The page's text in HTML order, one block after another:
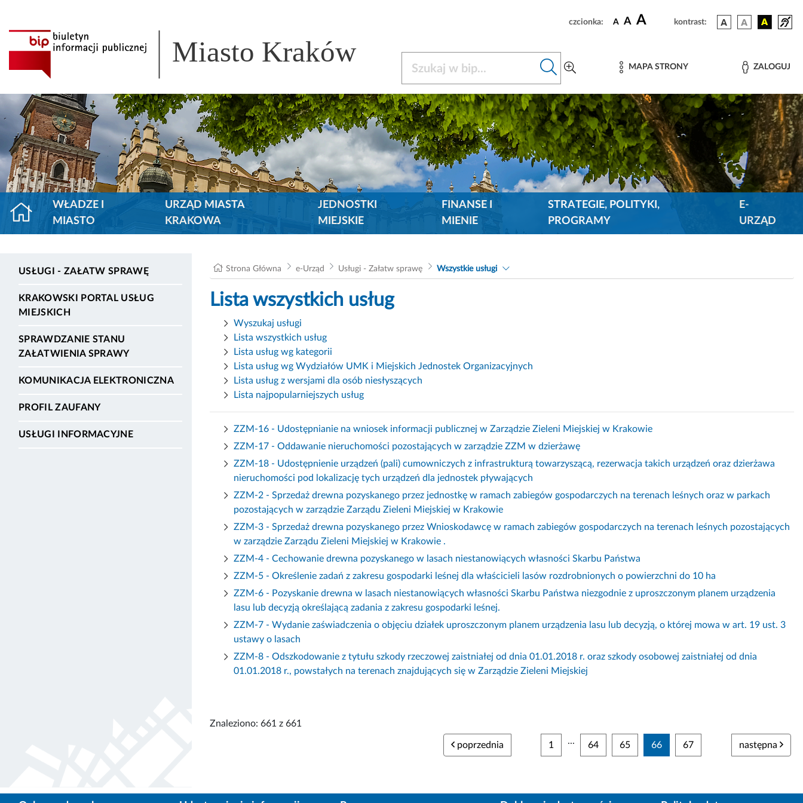
czcionka: A A A kontrast:
Miasto Kraków MAPA STRONY ZALOGUJ
WŁADZE I
MIASTO
URZĄD MIASTA
KRAKOWA
JEDNOSTKI
MIEJSKIE
FINANSE I
MIENIE
STRATEGIE, POLITYKI,
PROGRAMY
E-
URZĄD
USŁUGI - ZAŁATW SPRAWĘ
KRAKOWSKI PORTAL USŁUG
MIEJSKICH
SPRAWDZANIE STANU
ZAŁATWIENIA SPRAWY
KOMUNIKACJA ELEKTRONICZNA
PROFIL ZAUFANY
USŁUGI INFORMACYJNE
Strona Główna e-Urząd Usługi - Załatw sprawę Wszystkie usługi
Lista wszystkich usług
Wyszukaj usługi
Lista wszystkich usług
Lista usług wg kategorii
Lista usług wg Wydziałów UMK i Miejskich Jednostek Organizacyjnych
Lista usług z wersjami dla osób niesłyszących
Lista najpopularniejszych usług
ZZM-16 - Udostępnianie na wniosek informacji publicznej w Zarządzie Zieleni Miejskiej w Krakowie
ZZM-17 - Oddawanie nieruchomości pozostających w zarządzie ZZM w dzierżawę
ZZM-18 - Udostępnienie urządzeń (pali) cumowniczych z infrastrukturą towarzyszącą, rezerwacja takich urządzeń oraz dzierżawa
nieruchomości pod lokalizację tych urządzeń dla jednostek pływających
ZZM-2 - Sprzedaż drewna pozyskanego przez jednostkę w ramach zabiegów gospodarczych na terenach leśnych oraz w parkach
pozostających w zarządzie Zarządu Zieleni Miejskiej w Krakowie
ZZM-3 - Sprzedaż drewna pozyskanego przez Wnioskodawcę w ramach zabiegów gospodarczych na terenach leśnych pozostających
w zarządzie Zarządu Zieleni Miejskiej w Krakowie .
ZZM-4 - Cechowanie drewna pozyskanego w lasach niestanowiących własności Skarbu Państwa
ZZM-5 - Określenie zadań z zakresu gospodarki leśnej dla właścicieli lasów rozdrobnionych o powierzchni do 10 ha
ZZM-6 - Pozyskanie drewna w lasach niestanowiących własności Skarbu Państwa niezgodnie z uproszczonym planem urządzenia
lasu lub decyzją określającą zadania z zakresu gospodarki leśnej.
ZZM-7 - Wydanie zaświadczenia o objęciu działek uproszczonym planem urządzenia lasu lub decyzją, o której mowa w art. 19 ust. 3
ustawy o lasach
ZZM-8 - Odszkodowanie z tytułu szkody rzeczowej zaistniałej od dnia 01.01.2018 r. oraz szkody osobowej zaistniałej od dnia
01.01.2018 r., powstałych na terenach znajdujących się w Zarządzie Zieleni Miejskiej
Znaleziono: 661 z 661
poprzednia 1 ... 64 65 66 67 następna